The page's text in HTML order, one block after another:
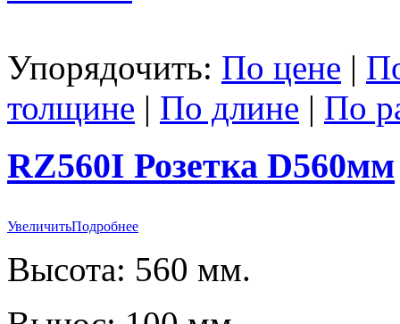
Упорядочить: По цене |
толщине | По длине | По
RZ560I Розетка D560мм
УвеличитьПодробнее
Высота: 560 мм.